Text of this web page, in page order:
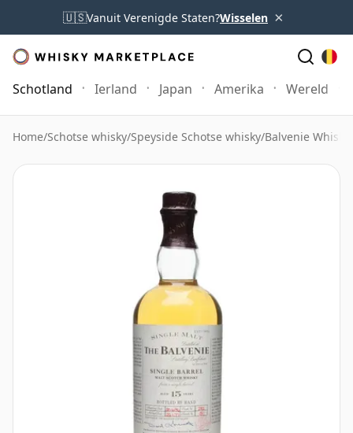
🇺🇸Vanuit Verenigde Staten?Wisselen ×
Schotland Ierland Japan Amerika Wereld
Home/Schotse whisky/Speyside Schotse whisky/Balvenie Whisky